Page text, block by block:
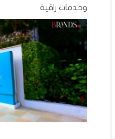
وحدمات راقية